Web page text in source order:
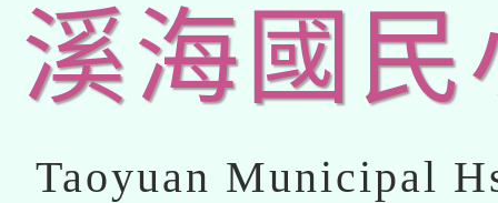
溪海國民
Taoyuan Municipal